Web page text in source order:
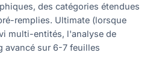
des catégories étendues
remplies. Ultimate (lorsque
multi-entités, l'analyse de
avancé sur 6-7 feuilles